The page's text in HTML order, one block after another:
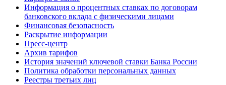
Информация о процентных ставках по договорам
банковского вклада с физическими лицами
Финансовая безопасность
Раскрытие информации
Пресс-центр
Архив тарифов
История значений ключевой ставки Банка России
Политика обработки персональных данных
Реестры третьих лиц